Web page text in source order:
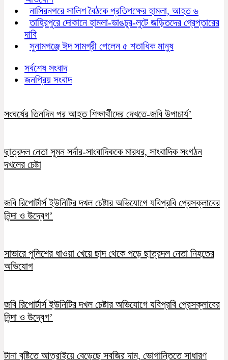
নাসিরনগরে সালিশ বৈঠকে প্রতিপক্ষের হামলা, আহত ৬
তাহিরপুরে দোকানে হামলা-ভাঙচুর-লুটে জড়িতদের গ্রেপ্তারের
দাবি
সুনামগঞ্জে ঈদ সামগ্রী পেলেন ৫ শতাধিক মানুষ
সর্বশেষ সংবাদ
জনপ্রিয় সংবাদ
সংঘর্ষের তিনদিন পর আহত শিক্ষার্থীদের দেখতে-জবি উপাচার্য’
ছাত্রদল নেতা সুমন সর্দার-সাংবাদিককে মারধর, সাংবাদিক সংগঠন
দখলের চেষ্টা
জবি রিপোর্টার্স ইউনিটির দখল চেষ্টার অভিযোগে যবিপ্রবি প্রেসক্লাবের
নিন্দা ও উদ্বেগ’
সাভারে পুলিশের ধাওয়া খেয়ে ছাদ থেকে পড়ে ছাত্রদল নেতা নিহতের
অভিযোগ
জবি রিপোর্টার্স ইউনিটির দখল চেষ্টার অভিযোগে যবিপ্রবি প্রেসক্লাবের
নিন্দা ও উদ্বেগ’
টানা বৃষ্টিতে আত্রাইয়ে বেড়েছে সবজির দাম, ভোগান্তিতে সাধারণ